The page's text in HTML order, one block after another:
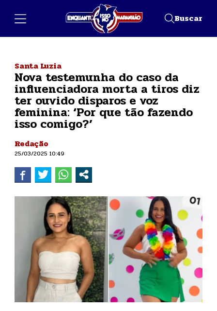
Buscar
Santa Luzia
Nova testemunha do caso da
influenciadora morta a tiros diz
ter ouvido disparos e voz
feminina: ‘Por que tão fazendo
isso comigo?’
Redação
25/03/2025 10:49